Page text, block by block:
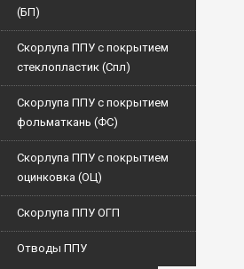
(БП)
Скорлупа ППУ с покрытием
стеклопластик (Спл)
Скорлупа ППУ с покрытием
фольматкань (ФС)
Скорлупа ППУ с покрытием
оцинковка (ОЦ)
Скорлупа ППУ ОГП
Отводы ППУ